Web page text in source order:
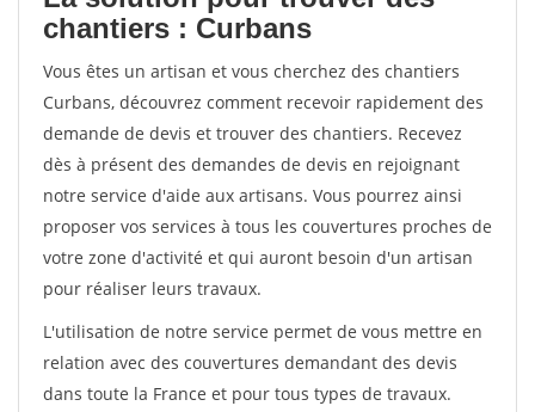
chantiers : Curbans
Vous êtes un artisan et vous cherchez des chantiers
Curbans, découvrez comment recevoir rapidement des
demande de devis et trouver des chantiers. Recevez
dès à présent des demandes de devis en rejoignant
notre service d'aide aux artisans. Vous pourrez ainsi
proposer vos services à tous les couvertures proches de
votre zone d'activité et qui auront besoin d'un artisan
pour réaliser leurs travaux.
L'utilisation de notre service permet de vous mettre en
relation avec des couvertures demandant des devis
dans toute la France et pour tous types de travaux.